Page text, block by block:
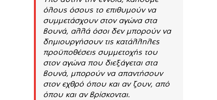
όλους όσους το επιθυμούν να
συμμετάσχουν στον αγώνα στα
βουνά, αλλά όσοι δεν μπορούν να
δημιουργήσουν τις κατάλληλες
προϋποθέσεις συμμετοχής του
στον αγώνα που διεξάγεται στα
βουνά, μπορούν να απαντήσουν
στον εχθρό όπου και αν ζουν, από
όπου και αν βρίσκονται.